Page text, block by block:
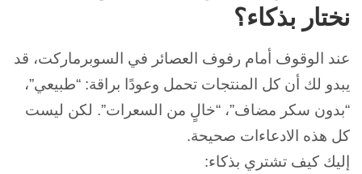
نختار بذكاء؟
عند الوقوف أمام رفوف العصائر في السوبرماركت، قد
يبدو لك أن كل المنتجات تحمل وعودًا براقة: “طبيعي”،
“بدون سكر مضاف”، “خالٍ من السعرات”. لكن ليست
كل هذه الادعاءات صحيحة.
إليك كيف تشتري بذكاء: